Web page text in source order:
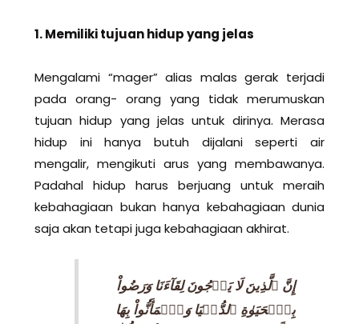
1. Memiliki tujuan hidup yang jelas
Mengalami “mager” alias malas gerak terjadi
pada orang- orang yang tidak merumuskan
tujuan hidup yang jelas untuk dirinya. Merasa
hidup ini hanya butuh dijalani seperti air
mengalir, mengikuti arus yang membawanya.
Padahal hidup harus berjuang untuk meraih
kebahagiaan bukan hanya kebahagiaan dunia
saja akan tetapi juga kebahagiaan akhirat.
إِنَّ ٱلَّذِينَ لَا يَرۡجُونَ لِقَآءَنَا وَرَضُواْ
بِٱلۡحَيَوٰةِ ٱلدُّنۡيَا وَٱطۡمَأَنُّواْ بِهَا